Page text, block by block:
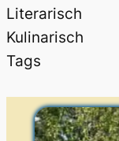
Literarisch
Kulinarisch
Tags